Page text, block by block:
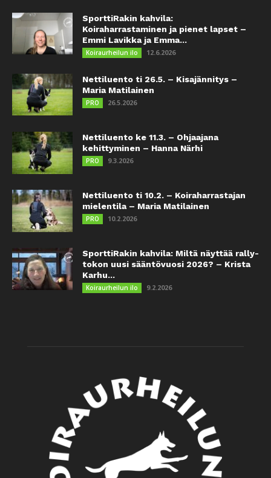
SporttiRakin kahvila:
Koiraharrastaminen ja pienet lapset –
Emmi Lavikka ja Emma...
Koiraurheilun ilo 12.6.2026
Nettiluento ti 26.5. – Kisajännitys –
Maria Matilainen
PRO 26.5.2026
Nettiluento ke 11.3. – Ohjaajana
kehittyminen – Hanna Närhi
PRO 9.3.2026
Nettiluento ti 10.2. – Koiraharrastajan
mielentila – Maria Matilainen
PRO 10.2.2026
SporttiRakin kahvila: Miltä näyttää rally-
tokon uusi sääntövuosi 2026? – Krista
Karhu...
Koiraurheilun ilo 9.2.2026